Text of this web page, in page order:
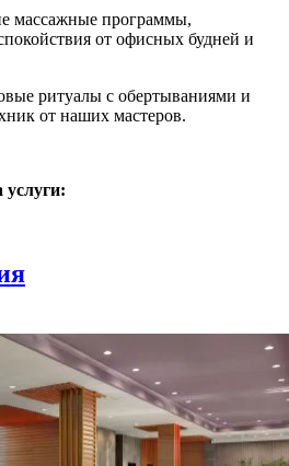
массажные программы,
от офисных будней и
ритуалы с обертываниями и
от наших мастеров.
услуги: